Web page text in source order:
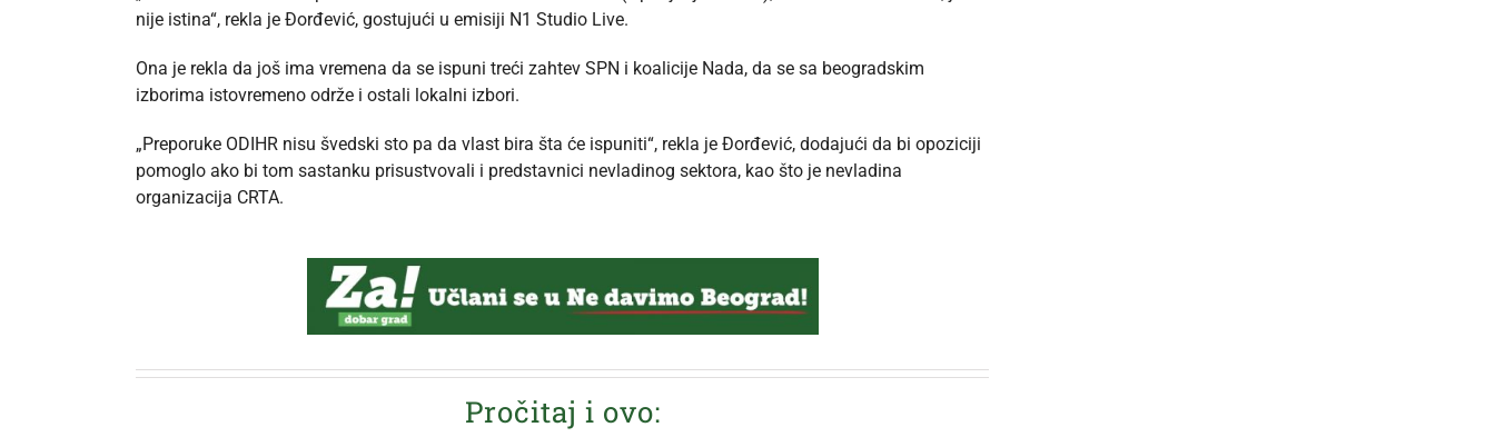
nije istina“, rekla je Đorđević, gostujući u emisiji N1 Studio Live.
Ona je rekla da još ima vremena da se ispuni treći zahtev SPN i koalicije Nada, da se sa beogradskim
izborima istovremeno održe i ostali lokalni izbori.
„Preporuke ODIHR nisu švedski sto pa da vlast bira šta će ispuniti“, rekla je Đorđević, dodajući da bi opoziciji
pomoglo ako bi tom sastanku prisustvovali i predstavnici nevladinog sektora, kao što je nevladina
organizacija CRTA.
Pročitaj i ovo: